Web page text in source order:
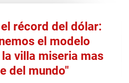
récord del dólar:
el modelo
villa miseria mas
del mundo"